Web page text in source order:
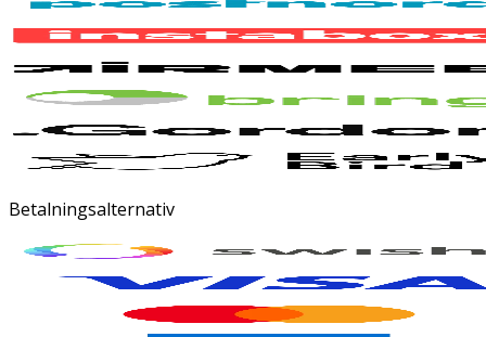
Betalningsalternativ